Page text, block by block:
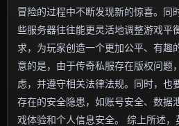
冒险的过程中不断发现新的惊喜。同
些服务器往往能更灵活地调整游戏平
求，为玩家创造一个更加公平、有趣
意的是，由于传奇私服存在版权问题
虑，并遵守相关法律法规。同时，也
存在的安全隐患，如账号安全、数据
戏体验和个人信息安全。 综上所述